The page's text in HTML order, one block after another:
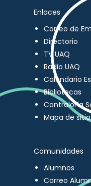
Enlaces
Correo de
Directorio
TV UAQ
Radio UAQ
Calendario
Bibliotecas
Contraloría
Mapa de sitio
Comunidades
Alumnos
Correo